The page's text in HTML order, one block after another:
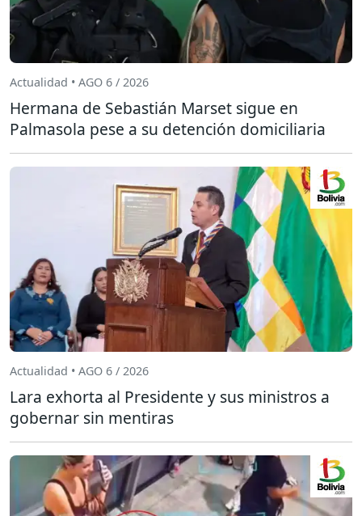
Actualidad • AGO 6 / 2026
Hermana de Sebastián Marset sigue en
Palmasola pese a su detención domiciliaria
Actualidad • AGO 6 / 2026
Lara exhorta al Presidente y sus ministros a
gobernar sin mentiras